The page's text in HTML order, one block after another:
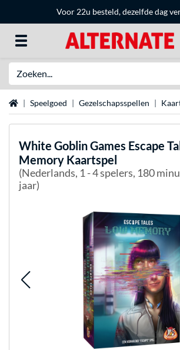
Voor 22u besteld, dezelfde dag
HomeSpeelgoed Gezelschapsspellen
White Goblin Games Escape
Memory Kaartspel
(Nederlands, 1 - 4 spelers, 180
jaar)